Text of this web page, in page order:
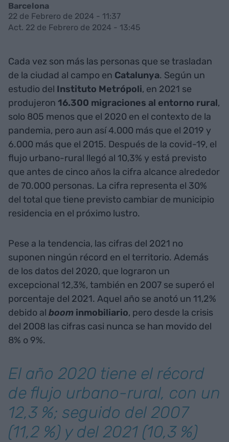
Barcelona
22 de Febrero de 2024 - 11:37
Act. 22 de Febrero de 2024 - 13:45
Cada vez son más las personas que se trasladan
de la ciudad al campo en Catalunya. Según un
estudio del Instituto Metrópoli, en 2021 se
produjeron 16.300 migraciones al entorno rural,
solo 805 menos que el 2020 en el contexto de la
pandemia, pero aun así 4.000 más que el 2019 y
6.000 más que el 2015. Después de la covid-19, el
flujo urbano-rural llegó al 10,3% y está previsto
que antes de cinco años la cifra alcance alrededor
de 70.000 personas. La cifra representa el 30%
del total que tiene previsto cambiar de municipio
residencia en el próximo lustro.
Pese a la tendencia, las cifras del 2021 no
suponen ningún récord en el territorio. Además
de los datos del 2020, que lograron un
excepcional 12,3%, también en 2007 se superó el
porcentaje del 2021. Aquel año se anotó un 11,2%
debido al boom inmobiliario, pero desde la crisis
del 2008 las cifras casi nunca se han movido del
8% o 9%.
El año 2020 tiene el récord
de flujo urbano-rural, con un
12,3 %; seguido del 2007
(11,2 %) y del 2021 (10,3 %)